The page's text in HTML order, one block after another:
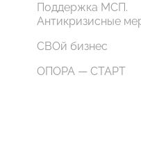
Поддержка МСП.
Антикризисные
СВОй бизнес
ОПОРА — СТАРТ